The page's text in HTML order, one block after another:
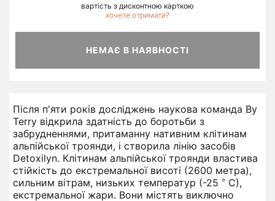
вартість з дисконтною карткою
хочете отримати?
НЕМАЄ В НАЯВНОСТІ
Після п'яти років досліджень наукова команда By
Terry відкрила здатність до боротьби з
забрудненнями, притаманну нативним клітинам
альпійської троянди, і створила лінію засобів
Detoxilyn. Клітинам альпійської троянди властива
стійкість до екстремальної висоті (2600 метра),
сильним вітрам, низьких температур (-25 ° С),
екстремальної жари. Вони містять виключно